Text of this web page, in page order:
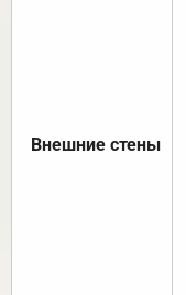
Внешние стены